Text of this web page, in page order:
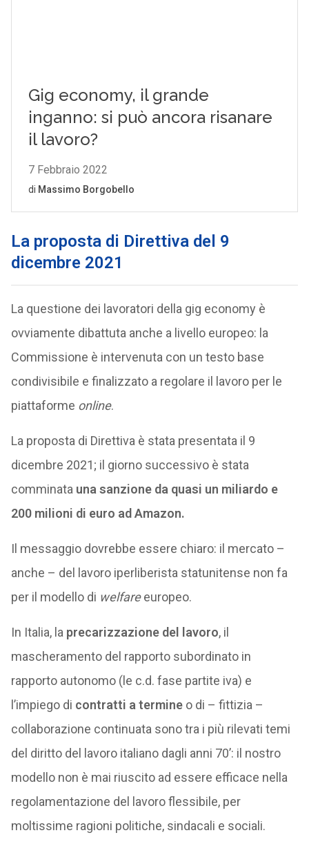
La proposta di Direttiva del 9
dicembre 2021
La questione dei lavoratori della gig economy è
ovviamente dibattuta anche a livello europeo: la
Commissione è intervenuta con un testo base
condivisibile e finalizzato a regolare il lavoro per le
piattaforme online.
La proposta di Direttiva è stata presentata il 9
dicembre 2021; il giorno successivo è stata
comminata una sanzione da quasi un miliardo e
200 milioni di euro ad Amazon.
Il messaggio dovrebbe essere chiaro: il mercato –
anche – del lavoro iperliberista statunitense non fa
per il modello di welfareeuropeo.
In Italia, la precarizzazione del lavoro, il
mascheramento del rapporto subordinato in
rapporto autonomo (le c.d. fase partite iva) e
l’impiego di contratti a termineo di – fittizia –
collaborazione continuata sono tra i più rilevati temi
del diritto del lavoro italiano dagli anni 70’: il nostro
modello non è mai riuscito ad essere efficace nella
regolamentazione del lavoro flessibile, per
moltissime ragioni politiche, sindacali e sociali.